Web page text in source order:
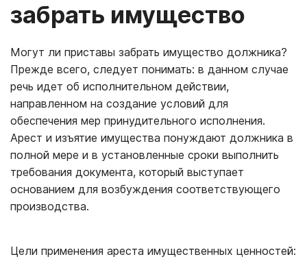
забрать имущество
Могут ли приставы забрать имущество должника?
Прежде всего, следует понимать: в данном случае
речь идет об исполнительном действии,
направленном на создание условий для
обеспечения мер принудительного исполнения.
Арест и изъятие имущества понуждают должника в
полной мере и в установленные сроки выполнить
требования документа, который выступает
основанием для возбуждения соответствующего
производства.
Цели применения ареста имущественных ценностей: